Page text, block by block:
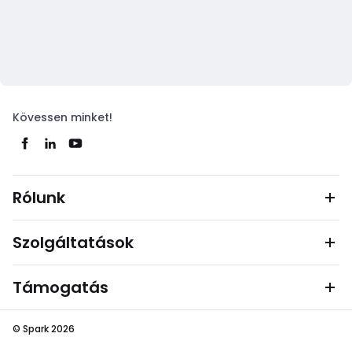
Kövessen minket!
Rólunk
Szolgáltatások
Támogatás
© Spark 2026